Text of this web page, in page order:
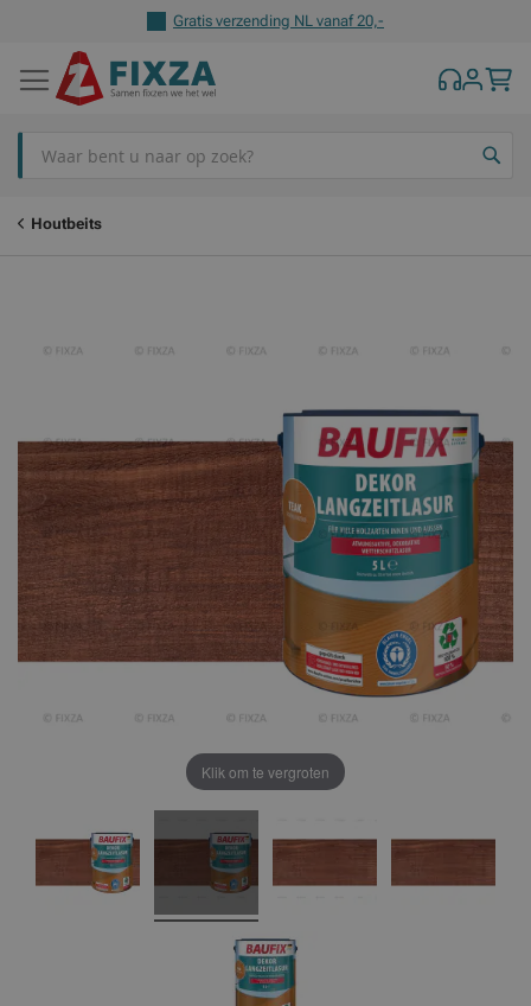
Gratis verzending NL vanaf 20,-
Houtbeits
naar
de
afbeeldingen-
gallerij
naar
de
afbeeldingen-
gallerij
Klik om te vergroten